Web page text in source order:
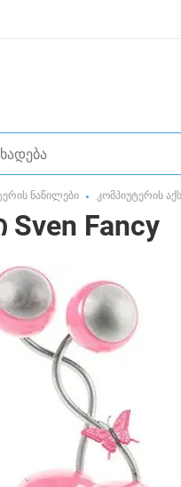
ნაწილები კომპიუტერის
Fancy